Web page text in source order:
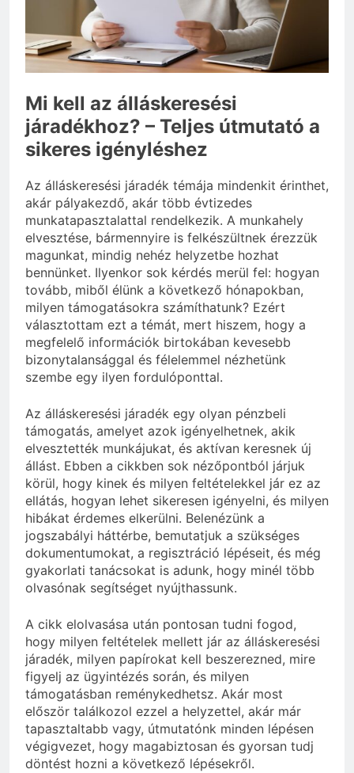
vérnyomás?
3 Nap Ezelőtt
Mi kell az álláskeresési
járadékhoz? – Teljes útmutató a
sikeres igényléshez
Az álláskeresési járadék témája mindenkit érinthet,
akár pályakezdő, akár több évtizedes
munkatapasztalattal rendelkezik. A munkahely
elvesztése, bármennyire is felkészültnek érezzük
magunkat, mindig nehéz helyzetbe hozhat
bennünket. Ilyenkor sok kérdés merül fel: hogyan
tovább, miből élünk a következő hónapokban,
milyen támogatásokra számíthatunk? Ezért
választottam ezt a témát, mert hiszem, hogy a
megfelelő információk birtokában kevesebb
bizonytalansággal és félelemmel nézhetünk
szembe egy ilyen fordulóponttal.
Az álláskeresési járadék egy olyan pénzbeli
támogatás, amelyet azok igényelhetnek, akik
elvesztették munkájukat, és aktívan keresnek új
állást. Ebben a cikkben sok nézőpontból járjuk
körül, hogy kinek és milyen feltételekkel jár ez az
ellátás, hogyan lehet sikeresen igényelni, és milyen
hibákat érdemes elkerülni. Belenézünk a
jogszabályi háttérbe, bemutatjuk a szükséges
dokumentumokat, a regisztráció lépéseit, és még
gyakorlati tanácsokat is adunk, hogy minél több
olvasónak segítséget nyújthassunk.
A cikk elolvasása után pontosan tudni fogod,
hogy milyen feltételek mellett jár az álláskeresési
járadék, milyen papírokat kell beszerezned, mire
figyelj az ügyintézés során, és milyen
támogatásban reménykedhetsz. Akár most
először találkozol ezzel a helyzettel, akár már
tapasztaltabb vagy, útmutatónk minden lépésen
végigvezet, hogy magabiztosan és gyorsan tudj
döntést hozni a következő lépésekről.